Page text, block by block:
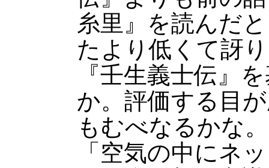
糸里』を読んだ
たより低くて訝
『壬生義士伝』
か。評価する目
もむべなるかな
「空気の中にネ